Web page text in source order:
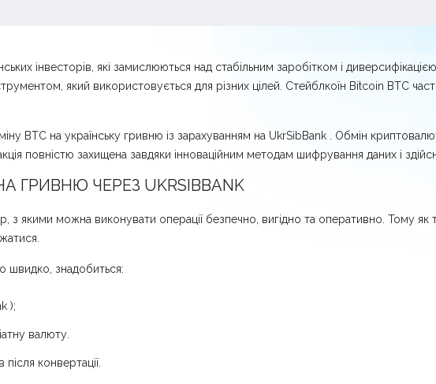
інвесторів, які замислюються над стабільним заробітком і
який використовується для різних цілей. Стейблкоїн Bitcoin BTC
BTC на українську гривню із зарахуванням на UkrSibBank . Обмін
повністю захищена завдяки інноваційним методам шифрування даних і
ГРИВНЮ ЧЕРЕЗ UKRSIBBANK
якими можна виконувати операції безпечно, вигідно та оперативно. Тому як
швидко, знадобиться:
);
валюту.
конвертації.